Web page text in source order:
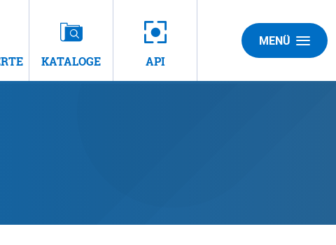
KATALOGE API
MENÜ